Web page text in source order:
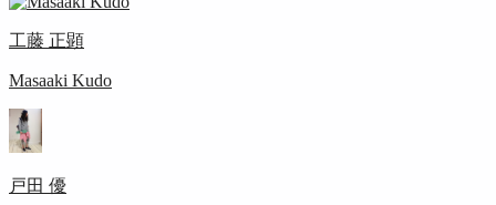
工藤 正顕
Masaaki Kudo
戸田 優